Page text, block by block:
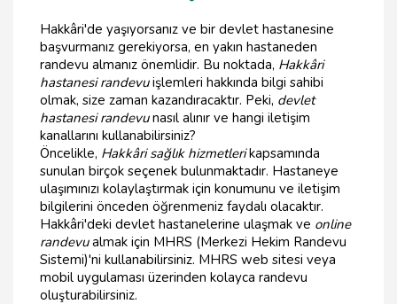
Hakkâri'de yaşıyorsanız ve bir devlet hastanesine
başvurmanız gerekiyorsa, en yakın hastaneden
randevu almanız önemlidir. Bu noktada, Hakkâri
hastanesi randevuişlemleri hakkında bilgi sahibi
olmak, size zaman kazandıracaktır. Peki, devlet
hastanesi randevunasıl alınır ve hangi iletişim
kanallarını kullanabilirsiniz?
Öncelikle, Hakkâri sağlık hizmetlerikapsamında
sunulan birçok seçenek bulunmaktadır. Hastaneye
ulaşımınızı kolaylaştırmak için konumunu ve iletişim
bilgilerini önceden öğrenmeniz faydalı olacaktır.
Hakkâri'deki devlet hastanelerine ulaşmak ve online
randevualmak için MHRS (Merkezi Hekim Randevu
Sistemi)'ni kullanabilirsiniz. MHRS web sitesi veya
mobil uygulaması üzerinden kolayca randevu
oluşturabilirsiniz.